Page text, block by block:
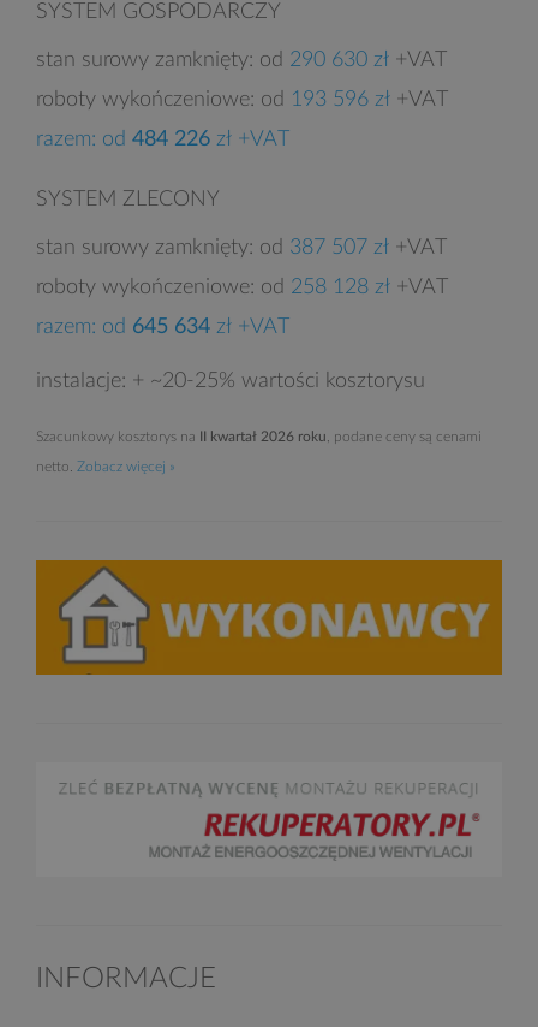
SYSTEM GOSPODARCZY
stan surowy zamknięty: od 290 630 zł +VAT
roboty wykończeniowe: od 193 596 zł +VAT
razem: od 484 226 zł +VAT
SYSTEM ZLECONY
stan surowy zamknięty: od 387 507 zł +VAT
roboty wykończeniowe: od 258 128 zł +VAT
razem: od 645 634 zł +VAT
instalacje: + ~20-25% wartości kosztorysu
Szacunkowy kosztorys na II kwartał 2026 roku, podane ceny są cenami
netto. Zobacz więcej »
INFORMACJE